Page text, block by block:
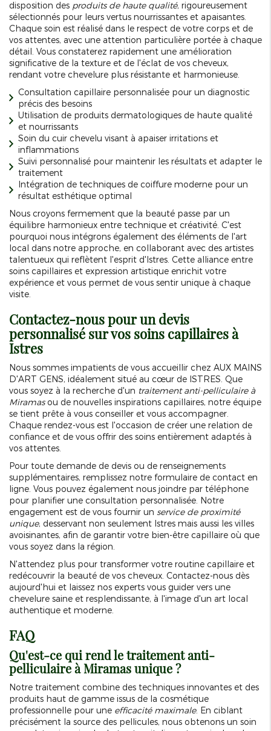
disposition des produits de haute qualité, rigoureusement
sélectionnés pour leurs vertus nourrissantes et apaisantes.
Chaque soin est réalisé dans le respect de votre corps et de
vos attentes, avec une attention particulière portée à chaque
détail. Vous constaterez rapidement une amélioration
significative de la texture et de l'éclat de vos cheveux,
rendant votre chevelure plus résistante et harmonieuse.
Consultation capillaire personnalisée pour un diagnostic
précis des besoins
Utilisation de produits dermatologiques de haute qualité
et nourrissants
Soin du cuir chevelu visant à apaiser irritations et
inflammations
Suivi personnalisé pour maintenir les résultats et adapter le
traitement
Intégration de techniques de coiffure moderne pour un
résultat esthétique optimal
Nous croyons fermement que la beauté passe par un
équilibre harmonieux entre technique et créativité. C'est
pourquoi nous intégrons également des éléments de l'art
local dans notre approche, en collaborant avec des artistes
talentueux qui reflètent l'esprit d'Istres. Cette alliance entre
soins capillaires et expression artistique enrichit votre
expérience et vous permet de vous sentir unique à chaque
visite.
Contactez-nous pour un devis
personnalisé sur vos soins capillaires à
Istres
Nous sommes impatients de vous accueillir chez AUX MAINS
D'ART GENS, idéalement situé au cœur de ISTRES. Que
vous soyez à la recherche d'un traitement anti-pelliculaire à
Miramasou de nouvelles inspirations capillaires, notre équipe
se tient prête à vous conseiller et vous accompagner.
Chaque rendez-vous est l'occasion de créer une relation de
confiance et de vous offrir des soins entièrement adaptés à
vos attentes.
Pour toute demande de devis ou de renseignements
supplémentaires, remplissez notre formulaire de contact en
ligne. Vous pouvez également nous joindre par téléphone
pour planifier une consultation personnalisée. Notre
engagement est de vous fournir un service de proximité
unique, desservant non seulement Istres mais aussi les villes
avoisinantes, afin de garantir votre bien-être capillaire où que
vous soyez dans la région.
N'attendez plus pour transformer votre routine capillaire et
redécouvrir la beauté de vos cheveux. Contactez-nous dès
aujourd'hui et laissez nos experts vous guider vers une
chevelure saine et resplendissante, à l'image d'un art local
authentique et moderne.
FAQ
Qu'est-ce qui rend le traitement anti-
pelliculaire à Miramas unique ?
Notre traitement combine des techniques innovantes et des
produits haut de gamme issus de la cosmétique
professionnelle pour une efficacité maximale. En ciblant
précisément la source des pellicules, nous obtenons un soin